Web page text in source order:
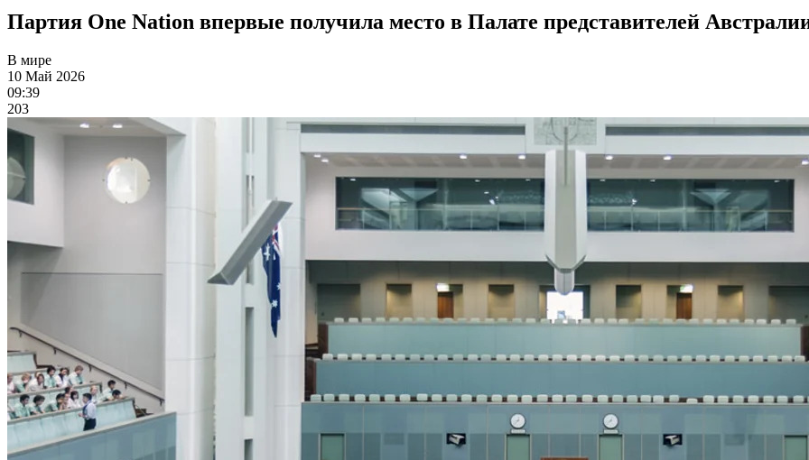
Партия One Nation впервые получила место в Палате представителей
В мире
10 Май 2026
09:39
203